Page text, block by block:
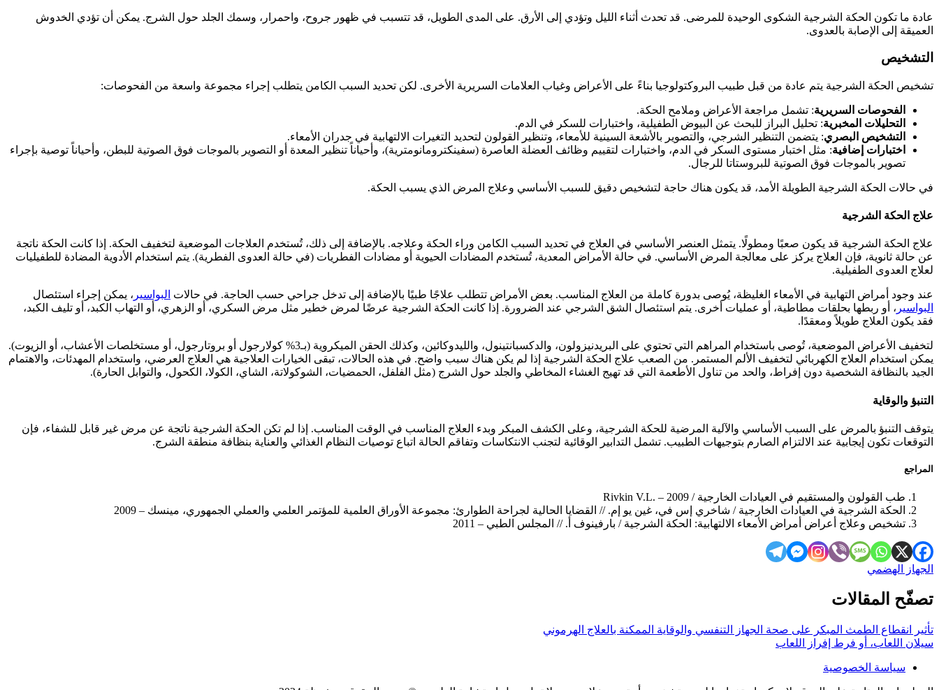
عادة ما تكون الحكة الشرجية الشكوى الوحيدة للمرضى. قد تحدث أثناء الليل وتؤدي إلى الأرق. على المدى الطويل، قد تتسبب في ظهور جروح، واحمرار، وسمك الجلد حول الشرج. يمكن أن تؤدي الخدوش
العميقة إلى الإصابة بالعدوى.
التشخيص
تشخيص الحكة الشرجية يتم عادة من قبل طبيب البروكتولوجيا بناءً على الأعراض وغياب العلامات السريرية الأخرى. لكن تحديد السبب الكامن يتطلب إجراء مجموعة واسعة من الفحوصات:
الفحوصات السريرية: تشمل مراجعة الأعراض وملامح الحكة.
التحليلات المخبرية: تحليل البراز للبحث عن البيوض الطفيلية، واختبارات للسكر في الدم.
التشخيص البصري: يتضمن التنظير الشرجي، والتصوير بالأشعة السينية للأمعاء، وتنظير القولون لتحديد التغيرات الالتهابية في جدران الأمعاء.
اختبارات إضافية: مثل اختبار مستوى السكر في الدم، واختبارات لتقييم وظائف العضلة العاصرة (سفينكترومانومترية)، وأحياناً تنظير المعدة أو التصوير بالموجات فوق الصوتية للبطن، وأحياناً توصية بإجراء
تصوير بالموجات فوق الصوتية للبروستاتا للرجال.
في حالات الحكة الشرجية الطويلة الأمد، قد يكون هناك حاجة لتشخيص دقيق للسبب الأساسي وعلاج المرض الذي يسبب الحكة.
علاج الحكة الشرجية
علاج الحكة الشرجية قد يكون صعبًا ومطولًا. يتمثل العنصر الأساسي في العلاج في تحديد السبب الكامن وراء الحكة وعلاجه. بالإضافة إلى ذلك، تُستخدم العلاجات الموضعية لتخفيف الحكة. إذا كانت الحكة ناتجة
عن حالة ثانوية، فإن العلاج يركز على معالجة المرض الأساسي. في حالة الأمراض المعدية، تُستخدم المضادات الحيوية أو مضادات الفطريات (في حالة العدوى الفطرية). يتم استخدام الأدوية المضادة للطفيليات
لعلاج العدوى الطفيلية.
عند وجود أمراض التهابية في الأمعاء الغليظة، يُوصى بدورة كاملة من العلاج المناسب. بعض الأمراض تتطلب علاجًا طبيًا بالإضافة إلى تدخل جراحي حسب الحاجة. في حالات البواسير ، يمكن إجراء استئصال
البواسير ، أو ربطها بحلقات مطاطية، أو عمليات أخرى. يتم استئصال الشق الشرجي عند الضرورة. إذا كانت الحكة الشرجية عرضًا لمرض خطير مثل مرض السكري، أو الزهري، أو التهاب الكبد، أو تليف الكبد،
فقد يكون العلاج طويلاً ومعقدًا.
لتخفيف الأعراض الموضعية، تُوصى باستخدام المراهم التي تحتوي على البريدنيزولون، والدكسبانتينول، والليدوكائين، وكذلك الحقن الميكروية (بـ3% كولارجول أو بروتارجول، أو مستخلصات الأعشاب، أو الزيوت).
يمكن استخدام العلاج الكهربائي لتخفيف الألم المستمر. من الصعب علاج الحكة الشرجية إذا لم يكن هناك سبب واضح. في هذه الحالات، تبقى الخيارات العلاجية هي العلاج العرضي، واستخدام المهدئات، والاهتمام
الجيد بالنظافة الشخصية دون إفراط، والحد من تناول الأطعمة التي قد تهيج الغشاء المخاطي والجلد حول الشرج (مثل الفلفل، الحمضيات، الشوكولاتة، الشاي، الكولا، الكحول، والتوابل الحارة).
التنبؤ والوقاية
يتوقف التنبؤ بالمرض على السبب الأساسي والآلية المرضية للحكة الشرجية، وعلى الكشف المبكر وبدء العلاج المناسب في الوقت المناسب. إذا لم تكن الحكة الشرجية ناتجة عن مرض غير قابل للشفاء، فإن
التوقعات تكون إيجابية عند الالتزام الصارم بتوجيهات الطبيب. تشمل التدابير الوقائية لتجنب الانتكاسات وتفاقم الحالة اتباع توصيات النظام الغذائي والعناية بنظافة منطقة الشرج.
المراجع
طب القولون والمستقيم في العيادات الخارجية / Rivkin V.L. – 2009
الحكة الشرجية في العيادات الخارجية / شاخري إس في، غين يو إم. // القضايا الحالية لجراحة الطوارئ: مجموعة الأوراق العلمية للمؤتمر العلمي والعملي الجمهوري، مينسك – 2009
تشخيص وعلاج أعراض أمراض الأمعاء الالتهابية: الحكة الشرجية / بارفينوف أ. // المجلس الطبي – 2011
الجهاز الهضمي
تصفّح المقالات
تأثير انقطاع الطمث المبكر على صحة الجهاز التنفسي والوقاية الممكنة بالعلاج الهرموني
سيلان اللعاب، أو فرط إفراز اللعاب
سياسة الخصوصية